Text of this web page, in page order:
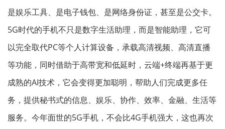
是娱乐工具、是电子钱包、是网络身份证，甚至是公交卡。
5G时代的手机不只是数字生活助理，而是智能助理，它可
以完全取代PC等个人计算设备，承载高清视频、高清直播
等功能，同时借助于高带宽和低延时，云端+终端再基于更
成熟的AI技术，它会变得更加聪明，帮助人们完成更多任
务，提供秘书式的信息、娱乐、协作、效率、金融、生活等
服务。今年面世的5G手机，不会比4G手机强大，这也再次